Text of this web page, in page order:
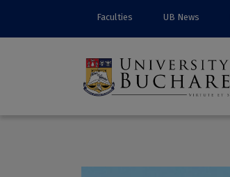
Faculties UB News